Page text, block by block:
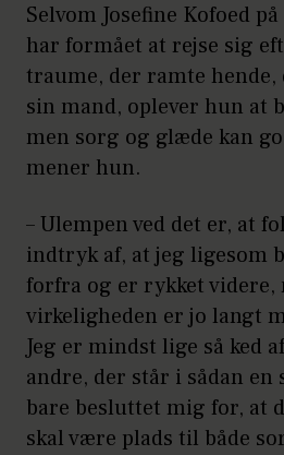
Selvom Josefine Kofoed
har formået at rejse sig
traume, der ramte hende,
sin mand, oplever hun at
men sorg og glæde kan
mener hun.
– Ulempen ved det er, at
indtryk af, at jeg ligesom
forfra og er rykket videre,
virkeligheden er jo langt
Jeg er mindst lige så ked
andre, der står i sådan
bare besluttet mig for, at
skal være plads til både